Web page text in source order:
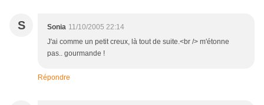
S Sonia 11/10/2005 22:14
J'ai comme un petit creux, là tout de suite.<br /> m'étonne
pas.. gourmande !
Répondre